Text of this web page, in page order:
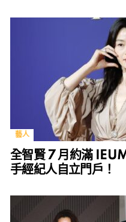
藝人
全智賢 7 月約滿
手經紀人自立門戶！